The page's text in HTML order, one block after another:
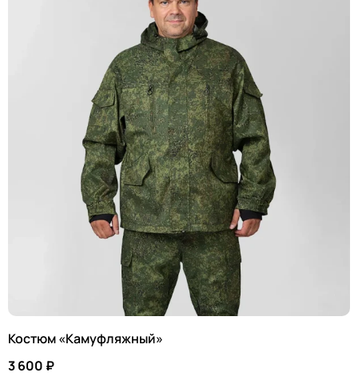
Костюм «Камуфляжный»
3 600 ₽